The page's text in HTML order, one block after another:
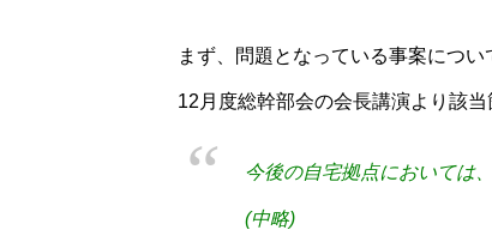
まず、問題となっている事案につい
12月度総幹部会の会長講演より該
今後の自宅拠点においては
(中略)